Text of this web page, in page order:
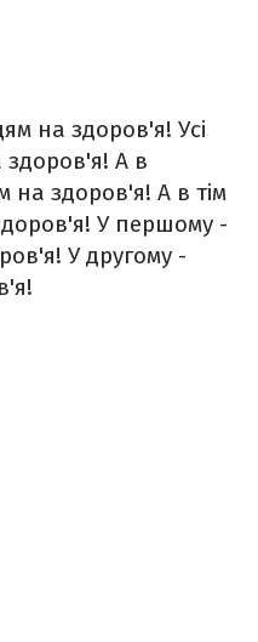
на здоров'я! Усі
А в
на здоров'я! А в тім
У першому -
У другому -